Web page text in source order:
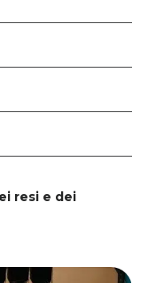
resi e dei